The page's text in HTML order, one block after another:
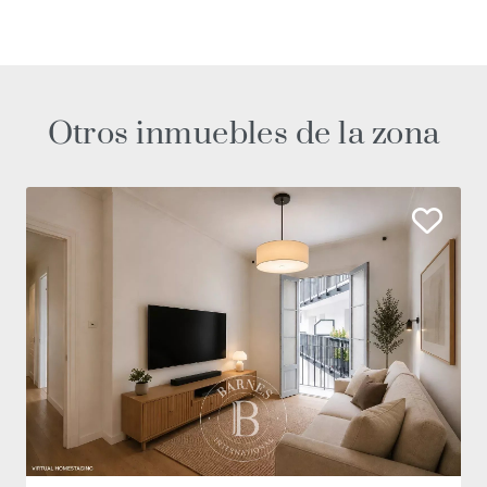
Otros inmuebles de la zona